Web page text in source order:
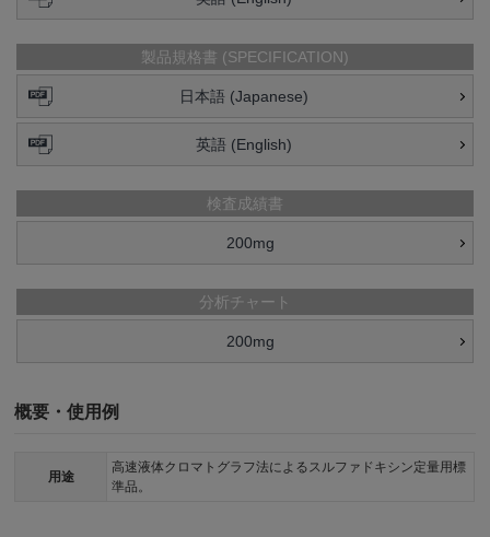
製品規格書 (SPECIFICATION)
日本語 (Japanese)
英語 (English)
検査成績書
200mg
分析チャート
200mg
概要・使用例
用途
高速液体クロマトグラフ法によるスルファドキシン定量用標
準品。